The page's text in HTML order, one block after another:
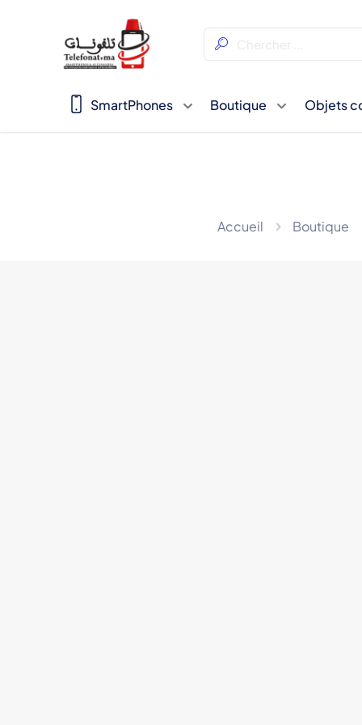
SmartPhones Boutique Objets
Accueil Boutique